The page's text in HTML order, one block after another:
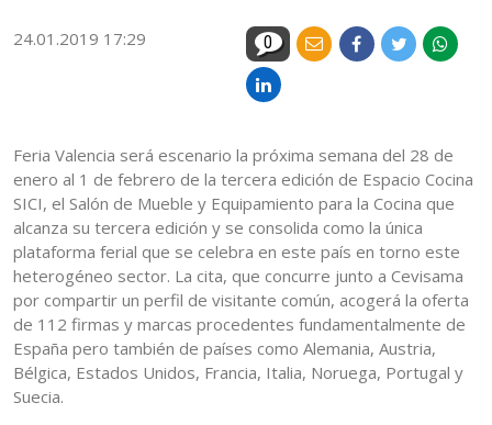
24.01.2019 17:29 0
Feria Valencia será escenario la próxima semana del 28 de
enero al 1 de febrero de la tercera edición de Espacio Cocina
SICI, el Salón de Mueble y Equipamiento para la Cocina que
alcanza su tercera edición y se consolida como la única
plataforma ferial que se celebra en este país en torno este
heterogéneo sector. La cita, que concurre junto a Cevisama
por compartir un perfil de visitante común, acogerá la oferta
de 112 firmas y marcas procedentes fundamentalmente de
España pero también de países como Alemania, Austria,
Bélgica, Estados Unidos, Francia, Italia, Noruega, Portugal y
Suecia.